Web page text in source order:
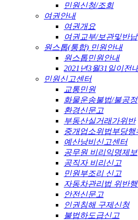
민원신청/조회
여권안내
여권개요
여권교부/보관및반납
원스톱(통합) 민원안내
원스톱민원안내
2021년3월31일이전
민원신고센터
교통민원
화물운송불법/불공정
환경신문고
부동산실거래가위반
중개업소위법부당행
예산낭비신고센터
공무원 비리익명제보
공직자 비리신고
민원부조리 신고
자동차관리법 위반
안전신문고
인권침해 구제신청
불법하도급신고